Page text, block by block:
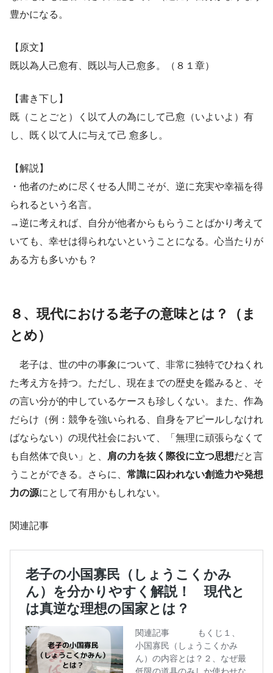
豊かになる。
【原文】
既以為人己愈有、既以与人己愈多。（８１章）
【書き下し】
既（ことごと）く以て人の為にして己愈（いよいよ）有
し、既く以て人に与えて己 愈多し。
【解説】
・他者のために尽くせる人間こそが、逆に充実や幸福を得
られるという名言。
→逆に考えれば、自分が他者からもらうことばかり考えて
いても、幸せは得られないということになる。心当たりが
ある方も多いかも？
８、現代における老子の意味とは？（ま
とめ）
老子は、世の中の事象について、非常に独特でひねくれ
た考え方を持つ。ただし、現在までの歴史を鑑みると、そ
の言い分が的中しているケースも珍しくない。また、作為
だらけ（例：競争を強いられる、自身をアピールしなけれ
ばならない）の現代社会において、「無理に頑張らなくて
も自然体で良い」と、
肩の力を抜く際役に立つ思想だと言
うことができる。さらに、 常識に囚われない創造力や発想
力の源にとして有用かもしれない。
関連記事